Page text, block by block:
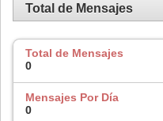
Total de Mensajes
Total de Mensajes
0
Mensajes Por Día
0